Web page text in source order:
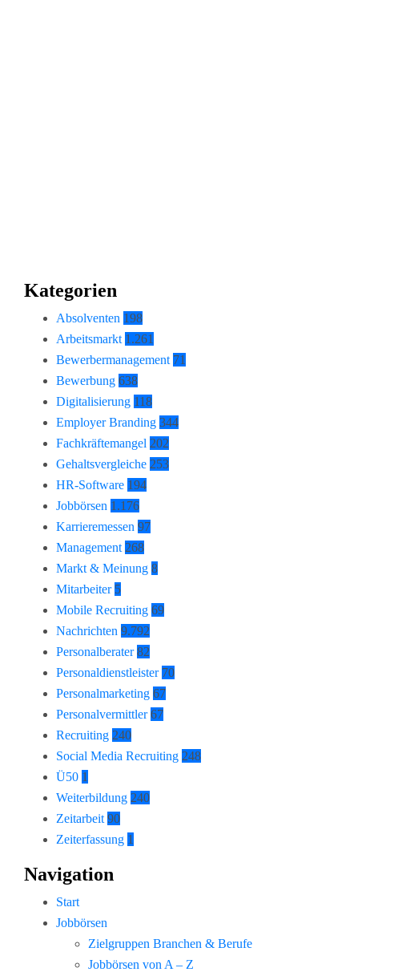
Kategorien
Absolventen 198
Arbeitsmarkt 1.261
Bewerbermanagement 71
Bewerbung 638
Digitalisierung 118
Employer Branding 344
Fachkräftemangel 202
Gehaltsvergleiche 253
HR-Software 194
Jobbörsen 1.176
Karrieremessen 97
Management 268
Markt & Meinung 8
Mitarbeiter 5
Mobile Recruiting 69
Nachrichten 9.792
Personalberater 82
Personaldienstleister 70
Personalmarketing 67
Personalvermittler 67
Recruiting 240
Social Media Recruiting 248
Ü50 1
Weiterbildung 240
Zeitarbeit 90
Zeiterfassung 1
Navigation
Start
Jobbörsen
Zielgruppen Branchen & Berufe
Jobbörsen von A – Z